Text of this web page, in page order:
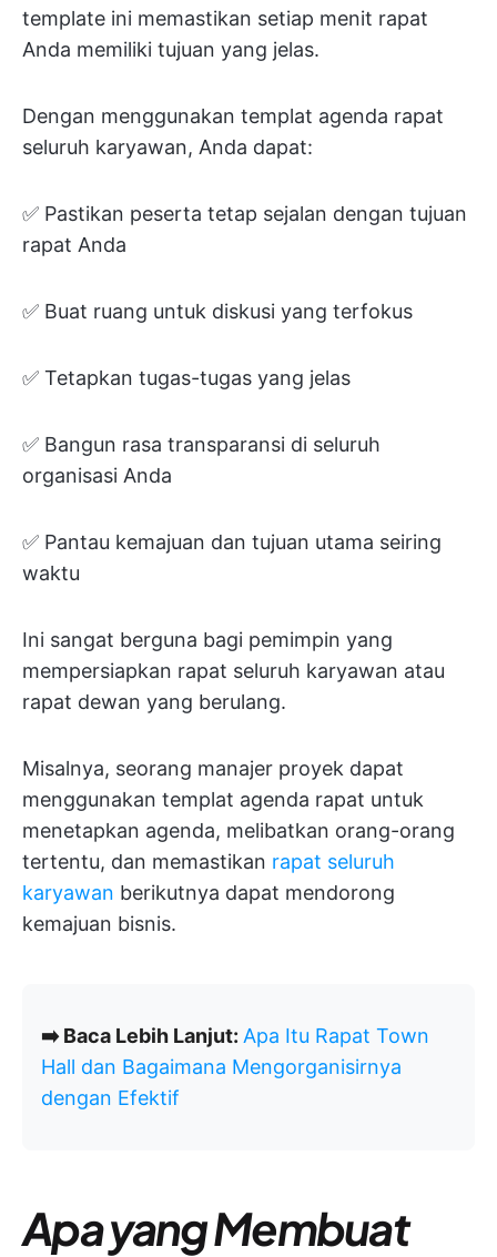
template ini memastikan setiap menit rapat
Anda memiliki tujuan yang jelas.
Dengan menggunakan templat agenda rapat
seluruh karyawan, Anda dapat:
✅ Pastikan peserta tetap sejalan dengan tujuan
rapat Anda
✅ Buat ruang untuk diskusi yang terfokus
✅ Tetapkan tugas-tugas yang jelas
✅ Bangun rasa transparansi di seluruh
organisasi Anda
✅ Pantau kemajuan dan tujuan utama seiring
waktu
Ini sangat berguna bagi pemimpin yang
mempersiapkan rapat seluruh karyawan atau
rapat dewan yang berulang.
Misalnya, seorang manajer proyek dapat
menggunakan templat agenda rapat untuk
menetapkan agenda, melibatkan orang-orang
tertentu, dan memastikan rapat seluruh
karyawan berikutnya dapat mendorong
kemajuan bisnis.
➡️ Baca Lebih Lanjut: Apa Itu Rapat Town
Hall dan Bagaimana Mengorganisirnya
dengan Efektif
Apa yang Membuat